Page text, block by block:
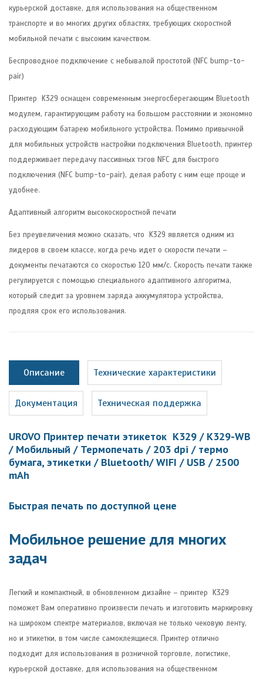
курьерской доставке, для использования на общественном
транспорте и во многих других областях, требующих скоростной
мобильной печати с высоким качеством.
Беспроводное подключение с небывалой простотой (NFC bump-to-
pair)
Принтер K329 оснащен современным энергосберегающим Bluetooth
модулем, гарантирующим работу на большом расстоянии и экономно
расходующим батарею мобильного устройства. Помимо привычной
для мобильных устройств настройки подключения Bluetooth, принтер
поддерживает передачу пассивных тэгов NFC для быстрого
подключения (NFC bump-to-pair), делая работу с ним еще проще и
удобнее.
Адаптивный алгоритм высокоскоростной печати
Без преувеличения можно сказать, что K329 является одним из
лидеров в своем классе, когда речь идет о скорости печати –
документы печатаются со скоростью 120 мм/с. Скорость печати также
регулируется с помощью специального адаптивного алгоритма,
который следит за уровнем заряда аккумулятора устройства,
продляя срок его использования.
Описание Технические характеристики
Документация Техническая поддержка
UROVO Принтер печати этикеток K329 / K329-WB
/ Мобильный / Термопечать / 203 dpi / термо
бумага, этикетки / Bluetooth/ WIFI / USB / 2500
mAh
Быстрая печать по доступной цене
Мобильное решение для многих
задач
Легкий и компактный, в обновленном дизайне – принтер K329
поможет Вам оперативно произвести печать и изготовить маркировку
на широком спектре материалов, включая не только чековую ленту,
но и этикетки, в том числе самоклеящиеся. Принтер отлично
подходит для использования в розничной торговле, логистике,
курьерской доставке, для использования на общественном